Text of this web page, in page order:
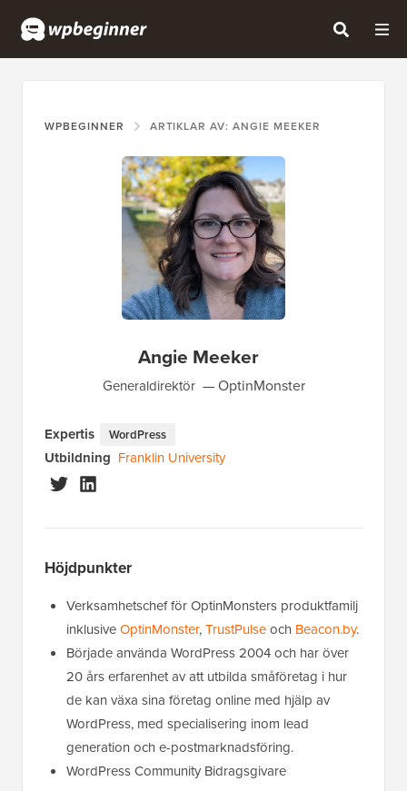
WPBEGINNER ARTIKLAR AV: ANGIE MEEKER
Angie Meeker
Generaldirektör OptinMonster
Expertis WordPress
Utbildning Franklin University
Höjdpunkter
Verksamhetschef för OptinMonsters produktfamilj
inklusiveOptinMonster,TrustPulseoch Beacon.by.
Började använda WordPress 2004 och har över
20 års erfarenhet av att utbilda småföretag i hur
de kan växa sina företag online med hjälp av
WordPress, med specialisering inom lead
generation och e-postmarknadsföring.
WordPress Community Bidragsgivare